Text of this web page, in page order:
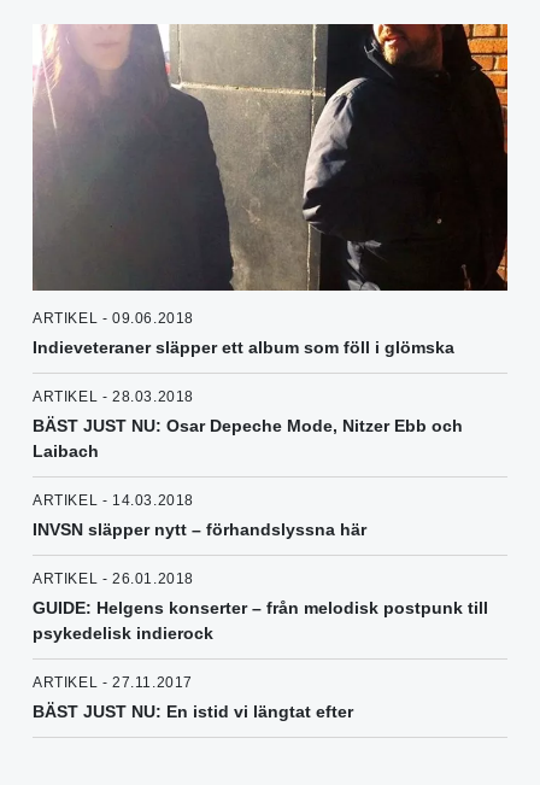
ARTIKEL - 09.06.2018
Indieveteraner släpper ett album som föll i glömska
ARTIKEL - 28.03.2018
BÄST JUST NU: Osar Depeche Mode, Nitzer Ebb och
Laibach
ARTIKEL - 14.03.2018
INVSN släpper nytt – förhandslyssna här
ARTIKEL - 26.01.2018
GUIDE: Helgens konserter – från melodisk postpunk till
psykedelisk indierock
ARTIKEL - 27.11.2017
BÄST JUST NU: En istid vi längtat efter